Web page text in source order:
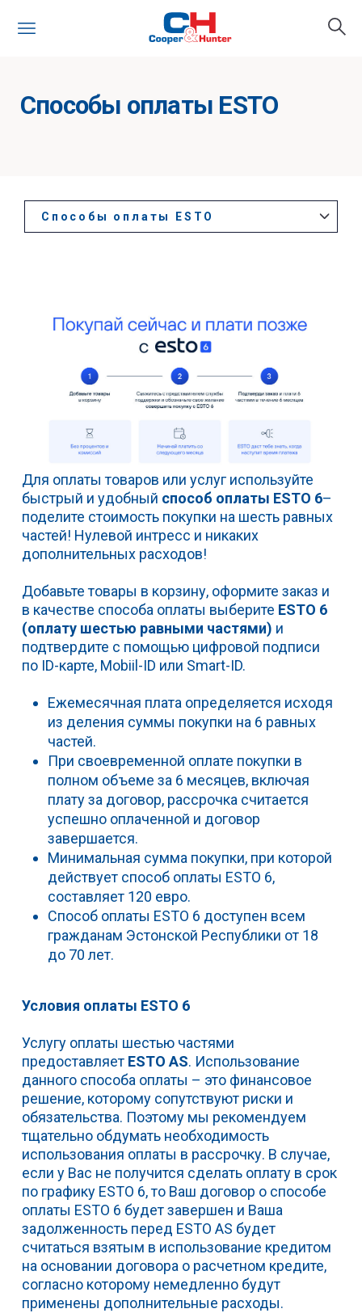
Способы оплаты ESTO
Для оплаты товаров или услуг используйте
быстрый и удобный способ оплаты ESTO 6–
поделите стоимость покупки на шесть равных
частей! Нулевой интресс и никаких
дополнительных расходов!
Добавьте товары в корзину, оформите заказ и
в качестве способа оплаты выберите ESTO 6
(оплату шестью равными частями) и
подтвердите с помощью цифровой подписи
по ID-карте, Mobiil-ID или Smart-ID.
Ежемесячная плата определяется исходя
из деления суммы покупки на 6 равных
частей.
При своевременной оплате покупки в
полном объеме за 6 месяцев, включая
плату за договор, рассрочка считается
успешно оплаченной и договор
завершается.
Минимальная сумма покупки, при которой
действует способ оплаты ESTO 6,
составляет 120 евро.
Способ оплаты ESTO 6 доступен всем
гражданам Эстонской Республики от 18
до 70 лет.
Условия оплаты ESTO 6
Услугу оплаты шестью частями
предоставляет ESTO AS. Использование
данного способа оплаты – это финансовое
решение, которому сопутствуют риски и
обязательства. Поэтому мы рекомендуем
тщательно обдумать необходимость
использования оплаты в рассрочку. В случае,
если у Вас не получится сделать оплату в срок
по графику ESTO 6, то Ваш договор о способе
оплаты ESTO 6 будет завершен и Ваша
задолженность перед ESTO AS будет
считаться взятым в использование кредитом
на основании договора о расчетном кредите,
согласно которому немедленно будут
применены дополнительные расходы.
Способы оплаты ESTO